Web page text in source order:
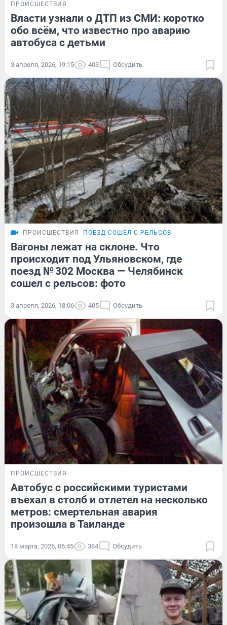
ПРОИСШЕСТВИЯ
Власти узнали о ДТП из СМИ: коротко
обо всём, что известно про аварию
автобуса с детьми
3 апреля, 2026, 19:15 403 Обсудить
ПРОИСШЕСТВИЯ ПОЕЗД СОШЕЛ С РЕЛЬСОВ
Вагоны лежат на склоне. Что
происходит под Ульяновском, где
поезд № 302 Москва — Челябинск
сошел с рельсов: фото
3 апреля, 2026, 18:06 405 Обсудить
ПРОИСШЕСТВИЯ
Автобус с российскими туристами
въехал в столб и отлетел на несколько
метров: смертельная авария
произошла в Таиланде
18 марта, 2026, 06:45 384 Обсудить